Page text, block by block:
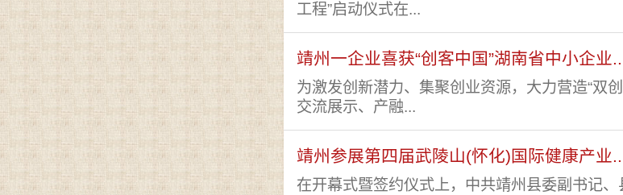
工程”启动仪式在...
靖州一企业喜获“创客中国”湖南省中小企业
为激发创新潜力、集聚创业资源，大力营造“双
交流展示、产融...
靖州参展第四届武陵山(怀化)国际健康产业
在开幕式暨签约仪式上，中共靖州县委副书记